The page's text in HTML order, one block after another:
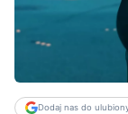
Dodaj nas do